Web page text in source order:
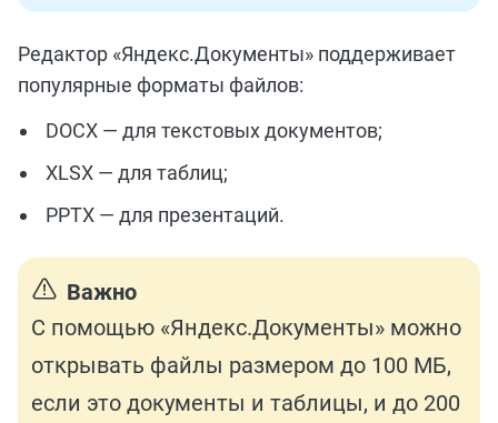
Редактор «Яндекс.Документы» поддерживает
популярные форматы файлов:
DOCX — для текстовых документов;
XLSX — для таблиц;
PPTX — для презентаций.
Важно
С помощью «Яндекс.Документы» можно
открывать файлы размером до 100 МБ,
если это документы и таблицы, и до 200